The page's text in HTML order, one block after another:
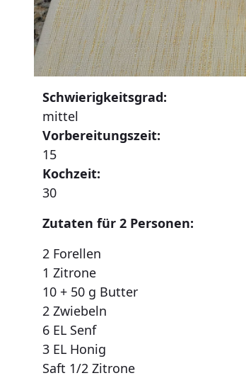
Schwierigkeitsgrad:
mittel
Vorbereitungszeit:
15
Kochzeit:
30
Zutaten für 2 Personen:
2 Forellen
1 Zitrone
10 + 50 g Butter
2 Zwiebeln
6 EL Senf
3 EL Honig
Saft 1/2 Zitrone